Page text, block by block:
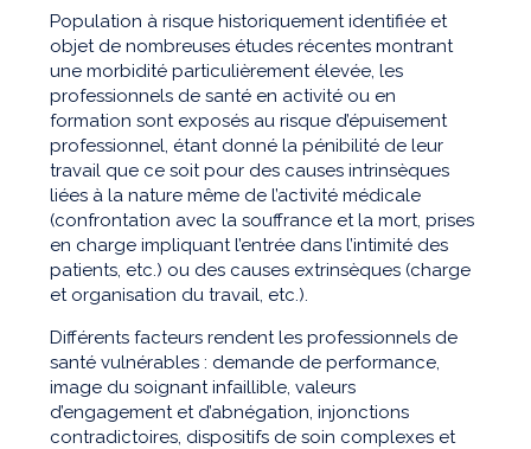
Population à risque historiquement identifiée et
objet de nombreuses études récentes montrant
une morbidité particulièrement élevée, les
professionnels de santé en activité ou en
formation sont exposés au risque d’épuisement
professionnel, étant donné la pénibilité de leur
travail que ce soit pour des causes intrinsèques
liées à la nature même de l’activité médicale
(confrontation avec la souffrance et la mort, prises
en charge impliquant l’entrée dans l’intimité des
patients, etc.) ou des causes extrinsèques (charge
et organisation du travail, etc.).
Différents facteurs rendent les professionnels de
santé vulnérables : demande de performance,
image du soignant infaillible, valeurs
d’engagement et d’abnégation, injonctions
contradictoires, dispositifs de soin complexes et